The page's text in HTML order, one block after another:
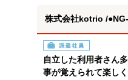
株式会社kotrio /
派遣社員
自立した利用者さん
事が覚えられて楽し